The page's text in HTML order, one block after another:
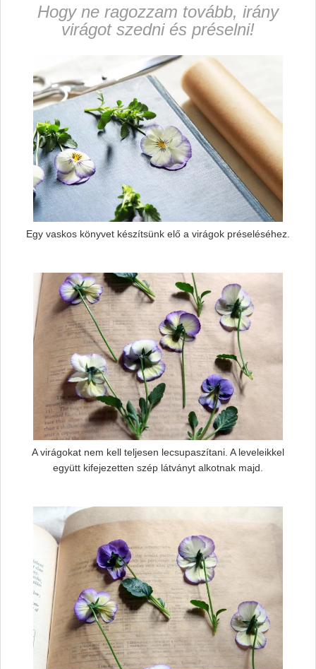
Hogy ne ragozzam tovább, irány
virágot szedni és préselni!
Egy vaskos könyvet készítsünk elő a virágok préseléséhez.
A virágokat nem kell teljesen lecsupaszítani. A leveleikkel
együtt kifejezetten szép látványt alkotnak majd.